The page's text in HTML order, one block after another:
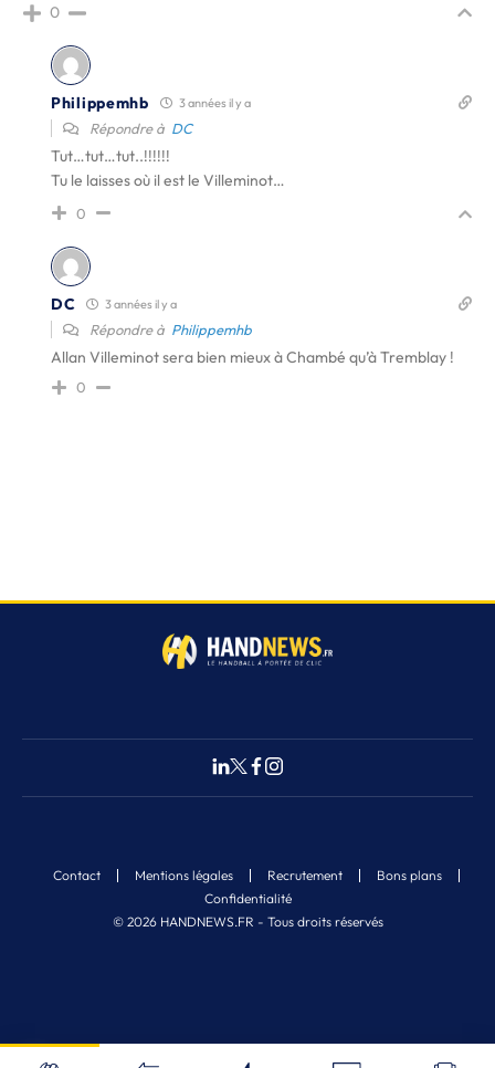
Fermer
0
Philippemhb 3 années il y a
Répondre à DC
Tut…tut…tut..!!!!!!
Tu le laisses où il est le Villeminot…
0
DC 3 années il y a
Répondre à Philippemhb
Allan Villeminot sera bien mieux à Chambé qu’à Tremblay !
0
© 2026 HANDNEWS.FR - Tous droits réservés
Contact Mentions légales Recrutement
Bons plans
Confidentialité
Nos derniers articles
3